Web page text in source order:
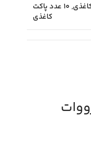
5 عدد پاکت کاغذی, 10 عدد پاکت
کاغذی